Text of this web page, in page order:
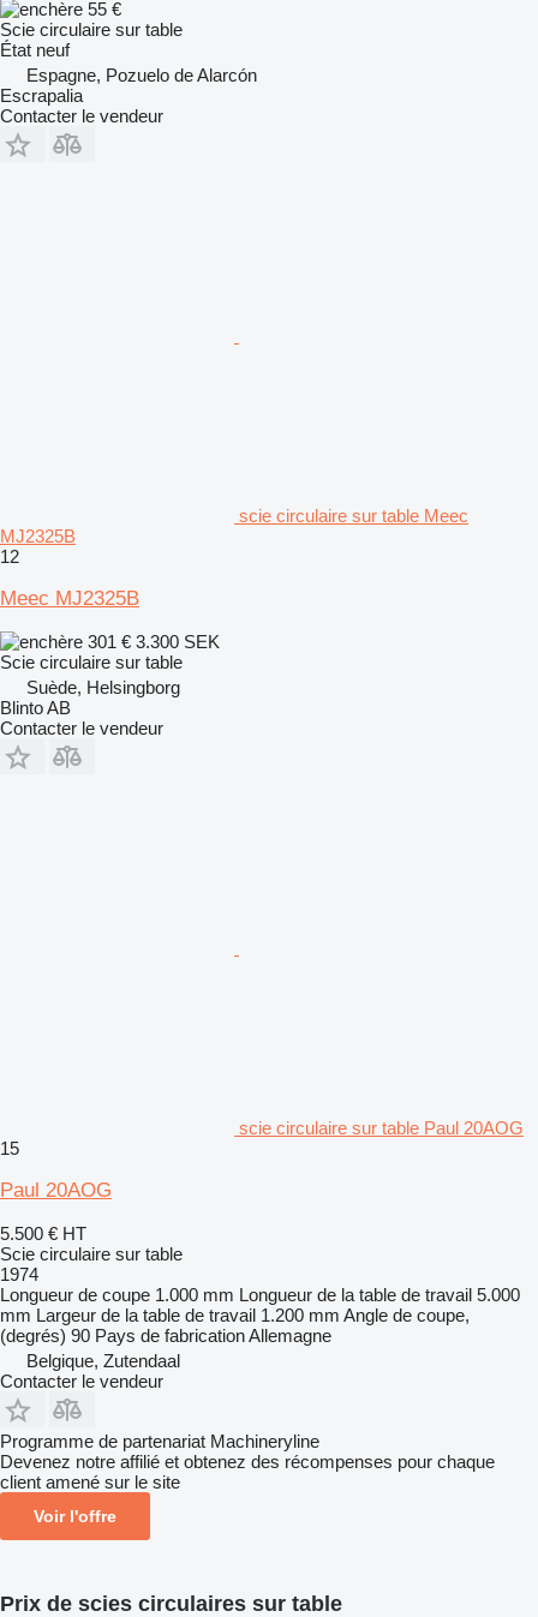
55 €
Scie circulaire sur table
État neuf
Espagne, Pozuelo de Alarcón
Escrapalia
Contacter le vendeur
scie circulaire sur table Meec
MJ2325B
12
Meec MJ2325B
301 € 3.300 SEK
Scie circulaire sur table
Suède, Helsingborg
Blinto AB
Contacter le vendeur
scie circulaire sur table Paul 20AOG
15
Paul 20AOG
5.500 € HT
Scie circulaire sur table
1974
Longueur de coupe 1.000 mm Longueur de la table de travail 5.000
mm Largeur de la table de travail 1.200 mm Angle de coupe,
(degrés) 90 Pays de fabricationAllemagne
Belgique, Zutendaal
Contacter le vendeur
Programme de partenariat Machineryline
Devenez notre affilié et obtenez des récompenses pour chaque
client amené sur le site
Voir l'offre
Prix de scies circulaires sur table